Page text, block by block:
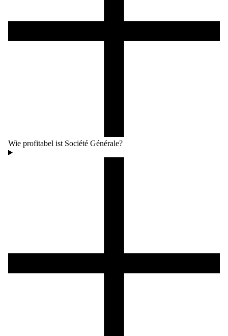
Wie profitabel ist Société Générale?